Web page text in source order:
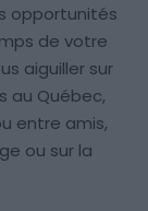
opportunités
de votre
aiguiller sur
au Québec,
entre amis,
ou sur la